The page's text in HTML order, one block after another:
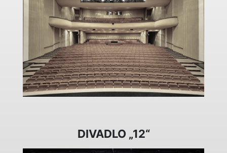
DIVADLO „12“